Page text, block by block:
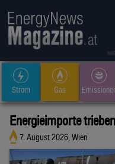
Strom Gas
Energieimporte
7. August 2026, Wien